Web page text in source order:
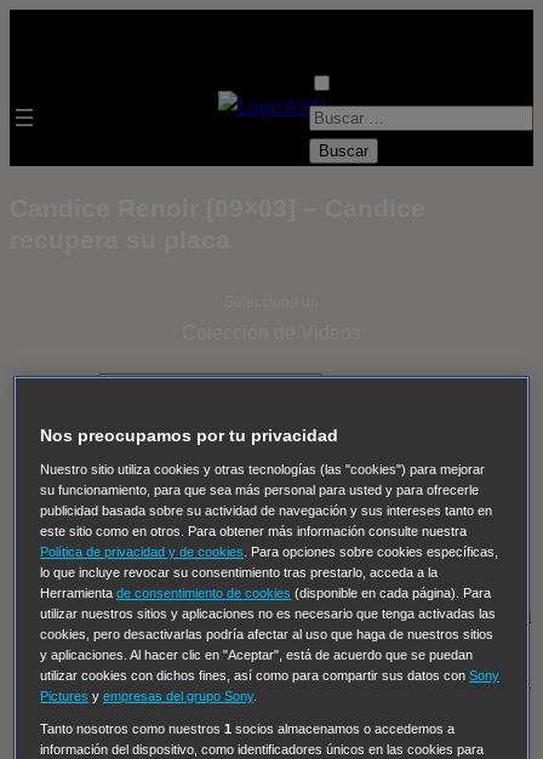
B
- ver todos - Padres
Despedida Salvaje
Despedida Salvaje
Thomas, el ojo del FBI Pan Am Dawson crece
Insomnia El Guardián The Blacklist Cinco en familia
Hudson & Rex Diez libras y un sueño Mr Loverman
Regreso al futuro III NUEVE CUERPOS Los últimos
caballeros Tormenta infinita Sing Street Cobra Kai
Tom
y Lola
High Country
Los casos de Susan Ryeland:
Moonflower Murders Twisted Metal Mentes Criminales:
Hailey Dean Without Sin: Libre de Culpa Morbius
Nos preocupamos por tu privacidad
Nuestro sitio utiliza cookies y otras tecnologías (las "cookies") para mejorar
su funcionamiento, para que sea más personal para usted y para ofrecerle
publicidad basada sobre su actividad de navegación y sus intereses tanto en
este sitio como en otros. Para obtener más información consulte nuestra
Política de privacidad y de cookies
. Para opciones sobre cookies específicas,
lo que incluye revocar su consentimiento tras prestarlo, acceda a la
Herramientade consentimiento de cookies (disponible en cada página). Para
utilizar nuestros sitios y aplicaciones no es necesario que tenga activadas las
cookies, pero desactivarlas podría afectar al uso que haga de nuestros sitios
y aplicaciones. Al hacer clic en "Aceptar", está de acuerdo que se puedan
utilizar cookies con dichos fines, así como para compartir sus datos conSony
Pictures yempresas del grupo Sony.
Tanto nosotros como nuestros1 socios almacenamos o accedemos a
información del dispositivo, como identificadores únicos en las cookies para